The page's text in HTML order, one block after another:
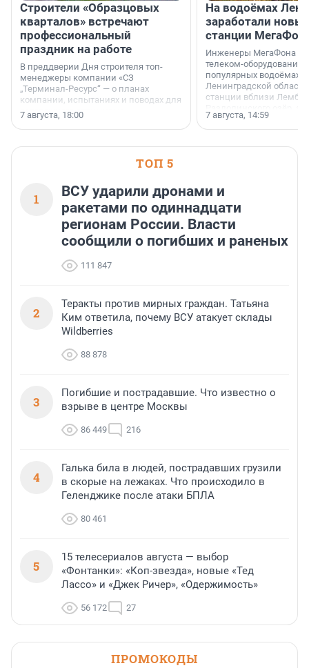
Строители «Образцовых
кварталов» встречают
профессиональный
праздник на работе
В преддверии Дня строителя топ-
менеджеры компании «СЗ
„Терминал-Ресурс“ — о планах
компании, испытаниях и поводах для
осторожного оптимизма.
7 августа, 18:00
На водоёмах
заработали
станции
Инженеры МегаФона
телеком-оборудование
популярных водоёмах
Ленинградской
станции вблизи
недалеко от Большого
водопада.
7 августа, 14:59
ТОП 5
1
ВСУ ударили дронами и
ракетами по одиннадцати
регионам России. Власти
сообщили о погибших и раненых
111 847
2
Теракты против мирных граждан. Татьяна
Ким ответила, почему ВСУ атакует склады
Wildberries
88 878
3
Погибшие и пострадавшие. Что известно о
взрыве в центре Москвы
86 449 216
4
Галька била в людей, пострадавших грузили
в скорые на лежаках. Что происходило в
Геленджике после атаки БПЛА
80 461
5
15 телесериалов августа — выбор
«Фонтанки»: «Коп-звезда», новые «Тед
Лассо» и «Джек Ричер», «Одержимость»
56 172 27
ПРОМОКОДЫ